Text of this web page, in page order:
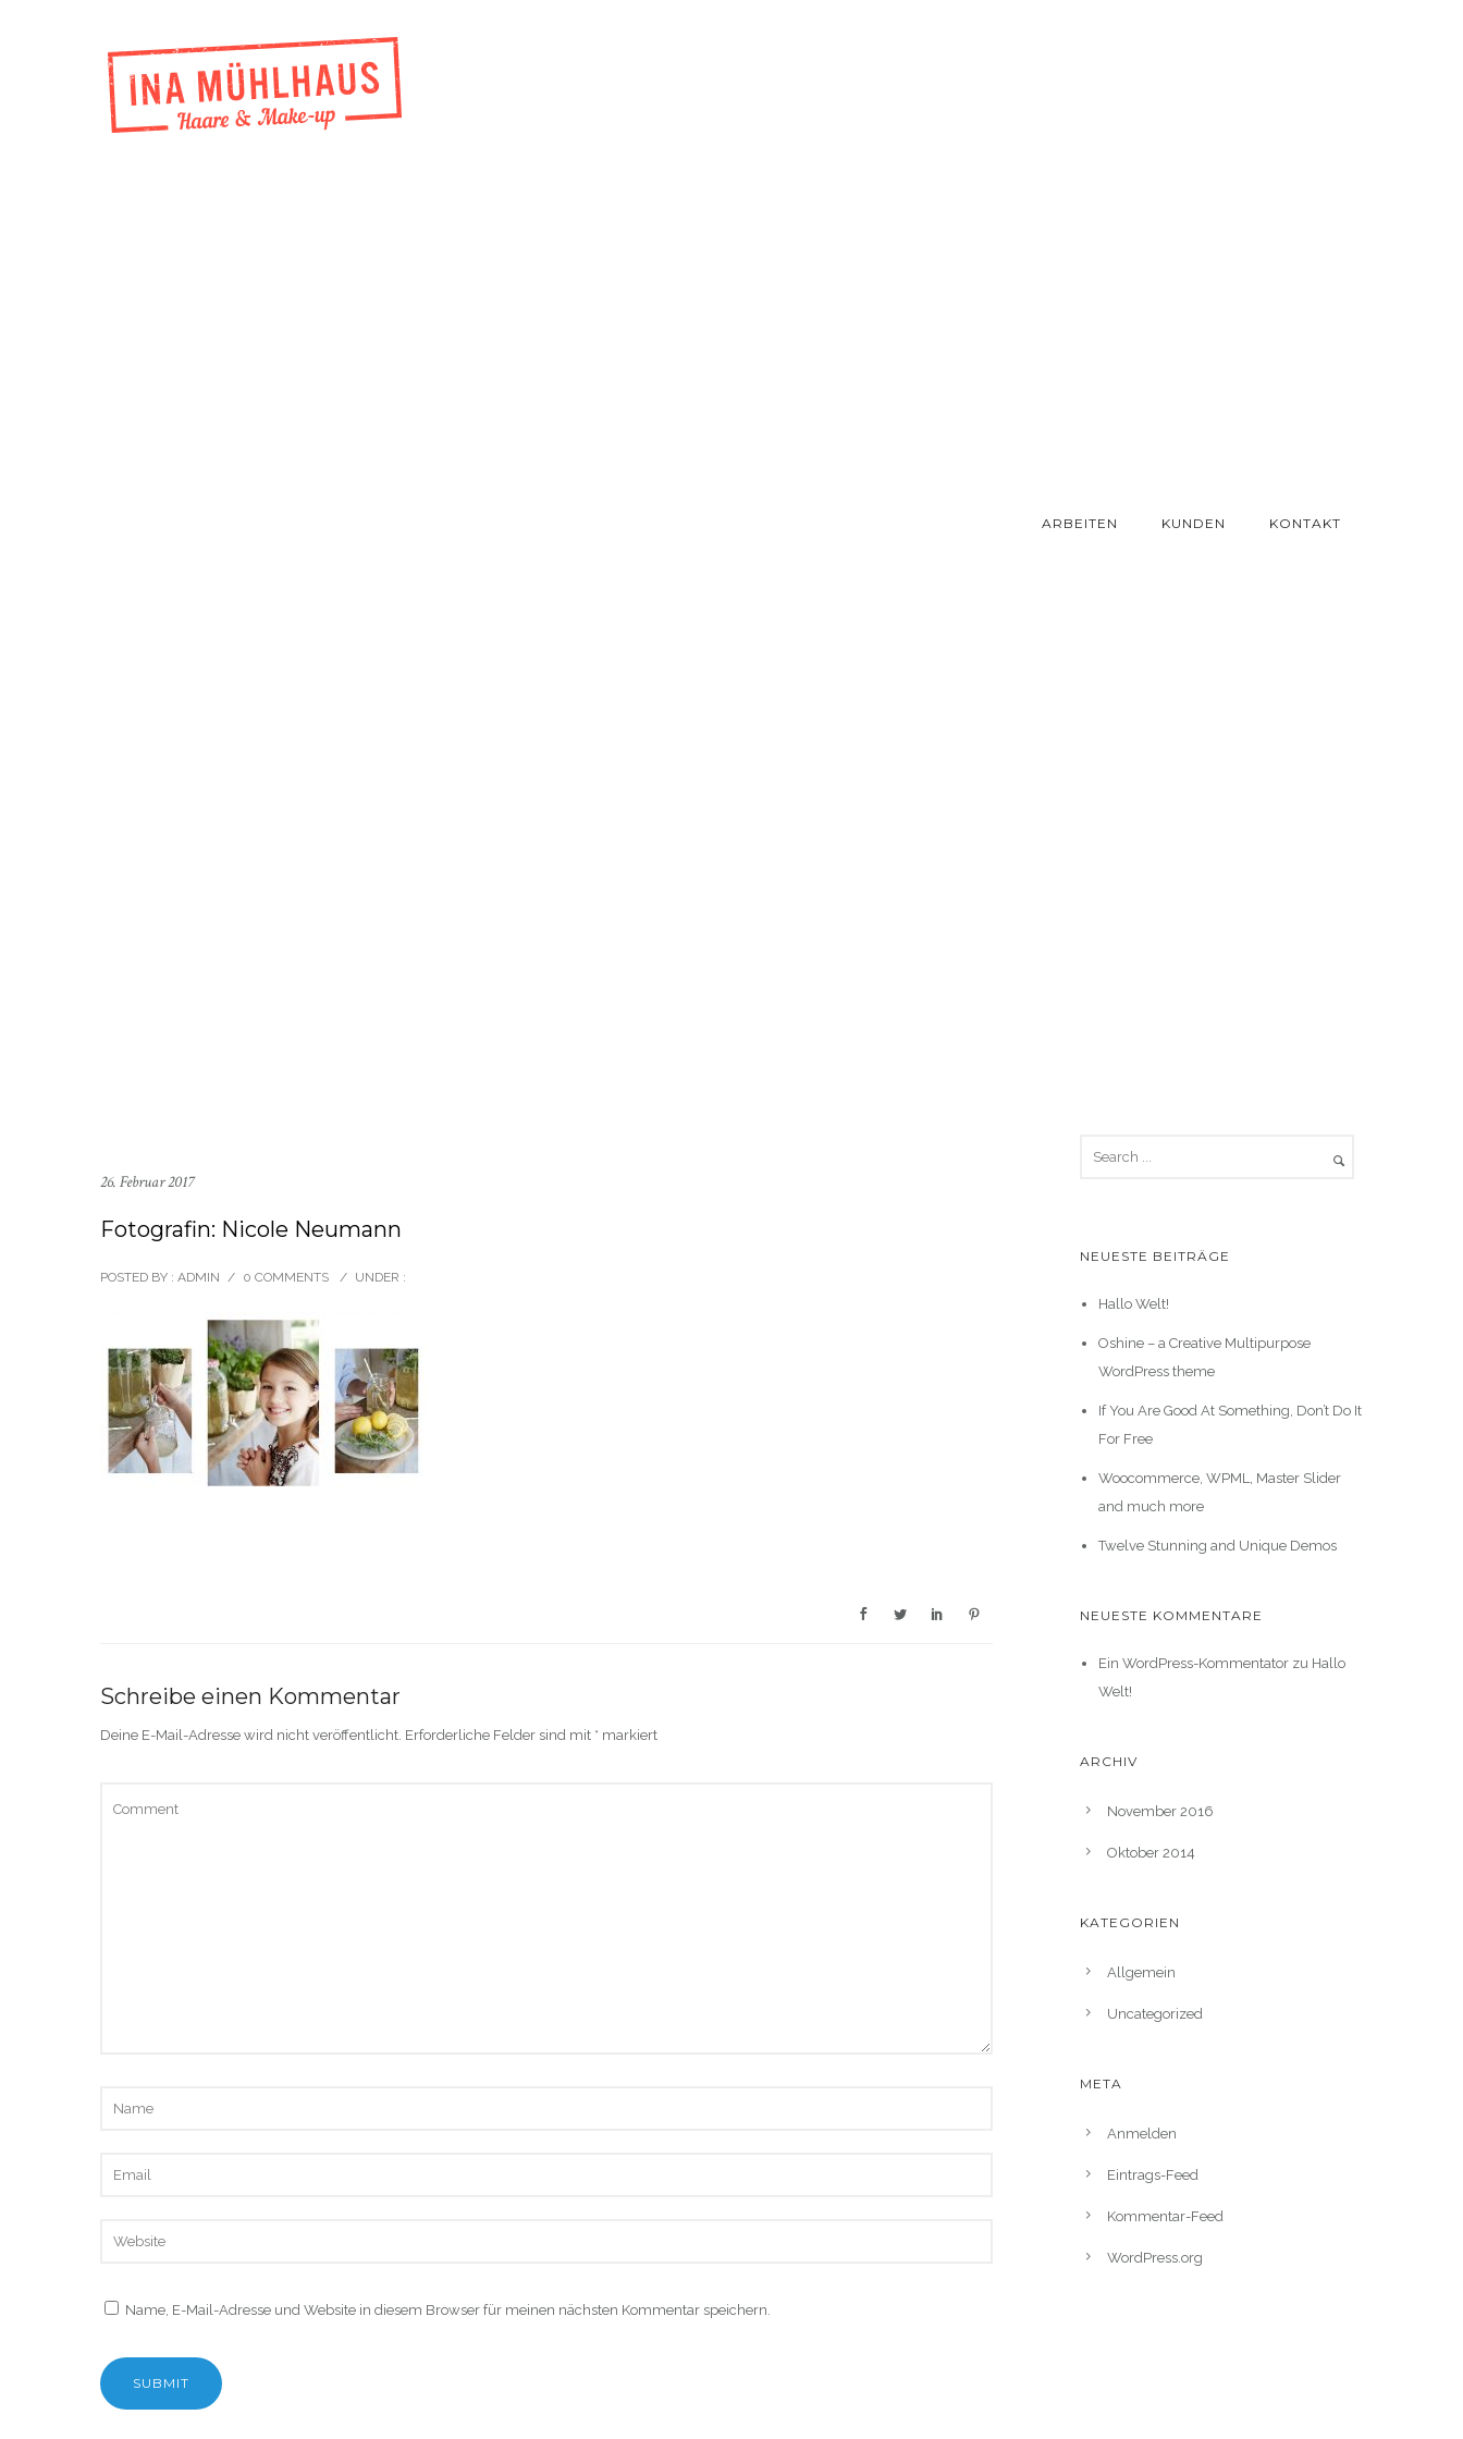
ARBEITEN KUNDEN KONTAKT
26. Februar 2017
Fotografin: Nicole Neumann
POSTED BY : ADMIN / 0 COMMENTS / UNDER :
Schreibe einen Kommentar
Deine E-Mail-Adresse wird nicht veröffentlicht. Erforderliche Felder sind mit * markiert
Name, E-Mail-Adresse und Website in diesem Browser für meinen nächsten Kommentar speichern.
NEUESTE BEITRÄGE
Hallo Welt!
Oshine – a Creative Multipurpose
WordPress theme
If You Are Good At Something, Don’t Do It
For Free
Woocommerce, WPML, Master Slider
and much more
Twelve Stunning and Unique Demos
NEUESTE KOMMENTARE
Ein WordPress-Kommentatorzu Hallo
Welt!
ARCHIV
November 2016
Oktober 2014
KATEGORIEN
Allgemein
Uncategorized
META
Anmelden
Eintrags-Feed
Kommentar-Feed
WordPress.org